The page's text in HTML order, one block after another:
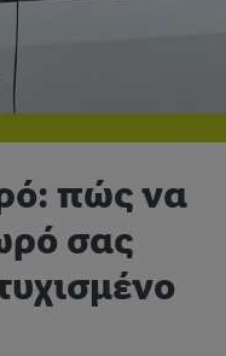
πώς να
σας